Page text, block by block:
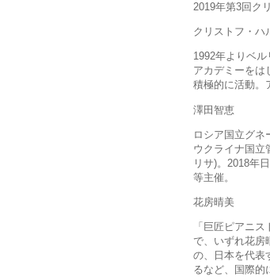
2019年第3回ク
クリストフ・ハ
1992年よりベ
アカデミーをは
積極的に活動。
澤田智恵
ロシア国立グネ
ウクライナ国立
リサ)。2018年
等主催。
花房晴美
「巨匠ピアニ
で、いずれ花房
の、日本を代表
るなど、国際的